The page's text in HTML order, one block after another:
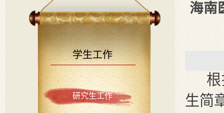
学生工作
研究生工作
海南
生简